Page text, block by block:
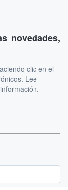
novedades,
clic en el
Lee